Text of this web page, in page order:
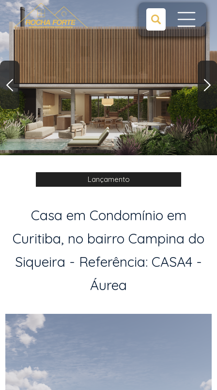
Lançamento
Casa em Condomínio em
Curitiba, no bairro Campina do
Siqueira - Referência: CASA4 -
Áurea